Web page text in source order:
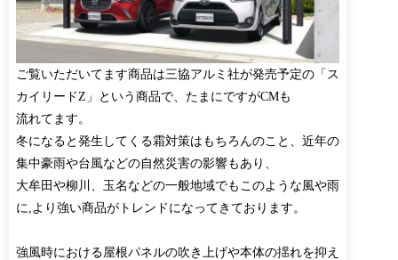
ご覧いただいてます商品は三協アルミ社が発売予定の「ス
カイリードZ」という商品で、たまにですがCMも
流れてます。
冬になると発生してくる霜対策はもちろんのこと、近年の
集中豪雨や台風などの自然災害の影響もあり、
大牟田や柳川、玉名などの一般地域でもこのような風や雨
に,より強い商品がトレンドになってきております。
強風時における屋根パネルの吹き上げや本体の揺れを抑え